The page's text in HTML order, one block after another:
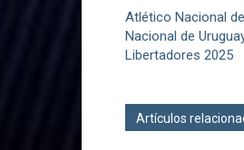
Atlético Nacional
Nacional de
Libertadores 2025
Artículos